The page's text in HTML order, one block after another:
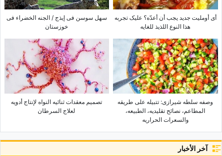
أی أوملیت جدید یجب أن أعدّه؟ علیک تجربه
هذا النوع اللذیذ للغایه
سهل سوسن فی إیذج / الجنه الخضراء فی
خوزستان
وصفه سلطه شیرازی: تتبیله على طریقه
المطاعم، نصائح تقلیدیه، الطبیعه،
والسعرات الحراریه
تصمیم معقدات ثنائیه النواه لإنتاج أدویه
لعلاج السرطان
آخر الأخبار